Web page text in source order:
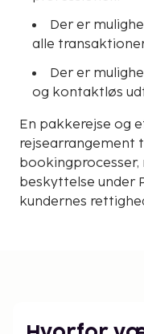
Der er
alle
Der er
og kontaktløs
En pakkerejse og
rejsearrangement
bookingprocesser,
beskyttelse under
kundernes